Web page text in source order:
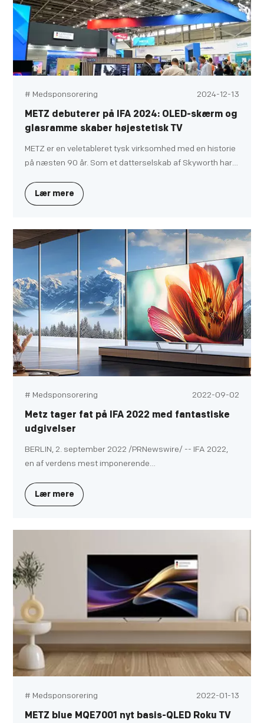
# Medsponsorering 2024-12-13
METZ debuterer på IFA 2024: OLED-skærm og
glasramme skaber højestetisk TV
METZ er en veletableret tysk virksomhed med en historie
på næsten 90 år. Som et datterselskab af Skyworth har
præsenterede brugerne for digitale lyd- og
videoterminaler, der balancerer høj æstetik og kraftfuld
århundrede lange historie på udstillingsstanden, hvor de
introducerede deres udviklingshistorie og utrættelige
stræben efter avanceret teknologi og et udsøgt
udseende.
Lær mere
# Medsponsorering 2022-09-02
Metz tager fat på IFA 2022 med fantastiske
udgivelser
BERLIN, 2. september 2022 /PRNewswire/ -- IFA 2022,
en af ​​verdens mest imponerende
fra den 2. til den 6. september. Med deltagelse af
prestigefyldte medlemmer var Metz Consumer
Lær mere
# Medsponsorering 2022-01-13
METZ blue MQE7001 nyt basis-QLED Roku TV